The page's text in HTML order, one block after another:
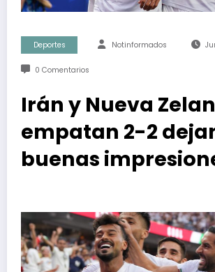
Deportes Notinformados
0 Comentarios
Irán y Nueva
empatan 2-2
buenas